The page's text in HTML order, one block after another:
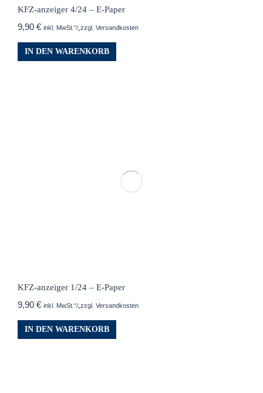
KFZ-anzeiger 4/24 – E-Paper
9,90 € inkl. MwSt.“/„zzgl. Versandkosten
IN DEN WARENKORB
KFZ-anzeiger 1/24 – E-Paper
9,90 € inkl. MwSt.“/„zzgl. Versandkosten
IN DEN WARENKORB